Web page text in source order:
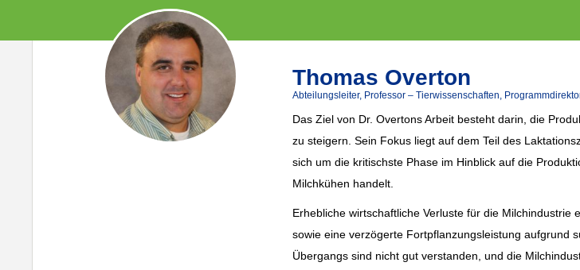
Thomas Overton
Abteilungsleiter, Professor – Tierwissenschaften,
Das Ziel von Dr. Overtons Arbeit besteht darin, die
zu steigern. Sein Fokus liegt auf dem Teil des
sich um die kritischste Phase im Hinblick auf die
Milchkühen handelt.
Erhebliche wirtschaftliche Verluste für die
sowie eine verzögerte Fortpflanzungsleistung aufgrund
Übergangs sind nicht gut verstanden, und die